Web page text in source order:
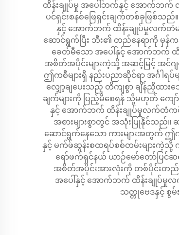
ထိန်းချုပ်မှု အပေါ်ဘက်နှင့် အောက်ဘက်
ပင်ရှင်းစနစ်ဖြေရှင်းချက်တစ်ခုဖြစ်
နှင့် အောက်ဘက် ထိန်းချုပ်မှုလက်တံမ
ဆောင်ရွက်ပြီး ဘီး၏ တည်နေရာကို မှန်
ခေတ်မီသော အပေါ်နှင့် အောက်ဘက် ထိန်
အစိတ်အပိုင်းများကဲ့သို့ အဆင့်မြင့် အင်ဂျင်
ဤကစီများရှိ နည်းပညာဆိုင်ရာ အင်္ဂါရပ်
လျှော့ချပေးသည့် တိကျစွာ ချိန်ညှိထ
ချက်များကို ပြည့်မီစေရန် သို့မဟုတ် ကျော်
နှင့် အောက်ဘက် ထိန်းချုပ်မှုလက်တံကစီမျ
အစားများစွာတွင် အသုံးပြုနိုင်သည်။
ဆောင်ရွက်နေသော ကားများအတွက်
နှင့် မက်ဖ်ဆွန်းစထရပ်စစ်တမ်းများကဲ့သို့
ရော်ဖက်ရှင်နယ် ယာဉ်မော်တော်ပြ
အစိတ်အပိုင်းအားလုံးကို တစ်ပိုင်းတည်း
အပေါ်နှင့် အောက်ဘက် ထိန်းချုပ်မှု
သတ္တုဗေဒနှင့် စွ